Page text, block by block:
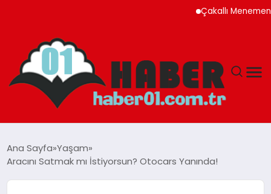
Çakallı Menemeni
Ana Sayfa Yaşam
Aracını Satmak mı İstiyorsun? Otocars Yanında!